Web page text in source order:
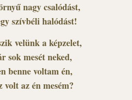
nagy csalódást,
szívbéli halódást!
velünk a képzelet,
sok mesét neked,
benne voltam én,
volt az én mesém?